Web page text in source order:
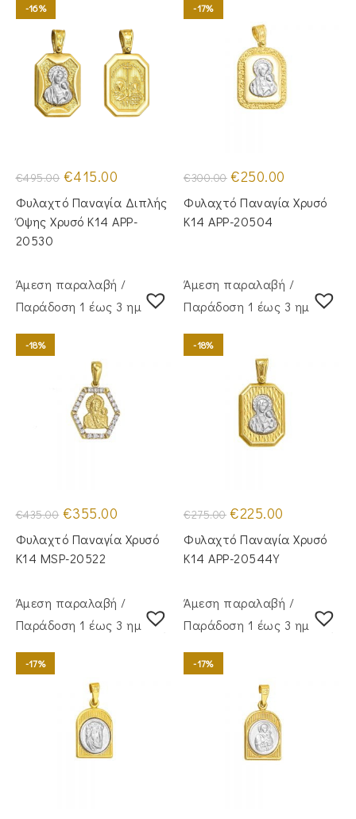
-16%
€495.00 Original
price
was:
€495.00.
€415.00
τιμή
είναι:
€415.00.
Φυλαχτό Παναγία Διπλής
Όψης Χρυσό Κ14 APP-
20530
-17%
€300.00 Original
price
was:
€300.00.
€250.00
τιμή
είναι:
Φυλαχτό Παναγία Χρυσό
Κ14 APP-20504
Άμεση παραλαβή /
Παράδoση 1 έως 3 ημέρες
-18%
€435.00 Original
price
was:
€435.00.
€355.00
τιμή
είναι:
Φυλαχτό Παναγία Χρυσό
Κ14 MSP-20522
Άμεση παραλαβή /
Παράδoση 1 έως 3 ημέρες
-18%
€275.00 Original
price
was:
€275.00.
€225.00
τιμή
είναι:
Φυλαχτό Παναγία Χρυσό
Κ14 APP-20544Y
Άμεση παραλαβή /
Παράδoση 1 έως 3 ημέρες
-17%
Άμεση παραλαβή /
Παράδoση 1 έως 3 ημέρες
-17%